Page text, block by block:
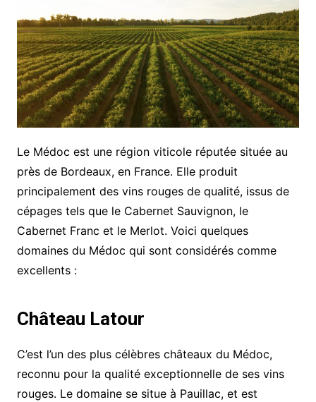
Le Médoc est une région viticole réputée située au
près de Bordeaux, en France. Elle produit
principalement des vins rouges de qualité, issus de
cépages tels que le Cabernet Sauvignon, le
Cabernet Franc et le Merlot. Voici quelques
domaines du Médoc qui sont considérés comme
excellents :
Château Latour
C’est l’un des plus célèbres châteaux du Médoc,
reconnu pour la qualité exceptionnelle de ses vins
rouges. Le domaine se situe à Pauillac, et est